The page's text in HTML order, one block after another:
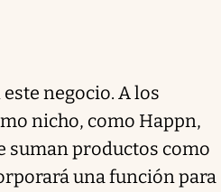
negocio. A los
nicho, como Happn,
suman productos como
una función para